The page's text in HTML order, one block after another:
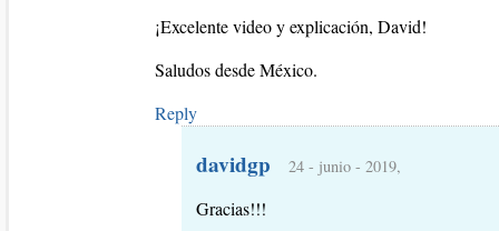
¡Excelente video y explicación, David!
Saludos desde México.
Reply
davidgp 24 - junio - 2019,
Gracias!!!